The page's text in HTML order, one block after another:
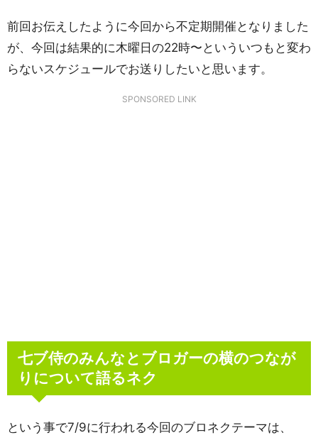
前回お伝えしたように今回から不定期開催となりました
が、今回は結果的に木曜日の22時〜といういつもと変わ
らないスケジュールでお送りしたいと思います。
SPONSORED LINK
七ブ侍のみんなとブロガーの横のつなが
りについて語るネク
という事で7/9に行われる今回のブロネクテーマは、